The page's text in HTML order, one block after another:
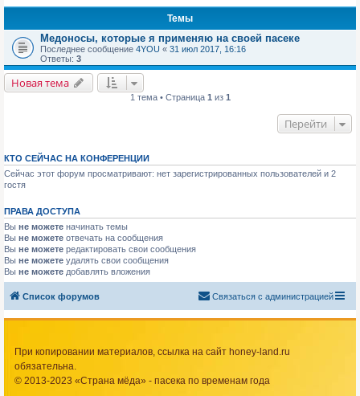
Темы
Медоносы, которые я применяю на своей пасеке
Последнее сообщение 4YOU « 31 июл 2017, 16:16
Ответы: 3
Новая тема
1 тема • Страница 1 из 1
Перейти
КТО СЕЙЧАС НА КОНФЕРЕНЦИИ
Сейчас этот форум просматривают: нет зарегистрированных пользователей и 2
гостя
ПРАВА ДОСТУПА
Вы не можете начинать темы
Вы не можете отвечать на сообщения
Вы не можете редактировать свои сообщения
Вы не можете удалять свои сообщения
Вы не можете добавлять вложения
Список форумов Связаться с администрацией
При копировании материалов, ссылка на сайт honey-land.ru
обязательна.
© 2013-2023 «Страна мёда» - пасека по временам года